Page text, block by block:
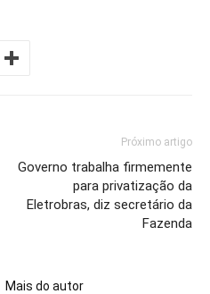
Próximo artigo
Governo trabalha firmemente
para privatização da
Eletrobras, diz secretário da
Fazenda
Mais do autor